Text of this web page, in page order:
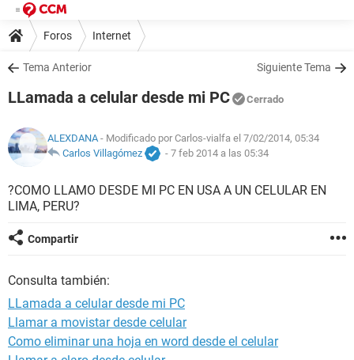
Foros Internet
Tema Anterior Siguiente Tema
LLamada a celular desde mi PC Cerrado
ALEXDANA- Modificado por Carlos-vialfa el 7/02/2014, 05:34
Carlos Villagómez
- 7 feb 2014 a las 05:34
?COMO LLAMO DESDE MI PC EN USA A UN CELULAR EN
LIMA, PERU?
Compartir
Consulta también:
LLamada a celular desde mi PC
Llamar a movistar desde celular
Como eliminar una hoja en word desde el celular